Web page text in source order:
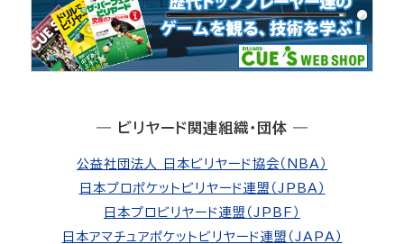
― ビリヤード関連組織・団体 ―
公益社団法人 日本ビリヤード協会（NBA）
日本プロポケットビリヤード連盟（JPBA）
日本プロビリヤード連盟（JPBF）
日本アマチュアポケットビリヤード連盟（JAPA）